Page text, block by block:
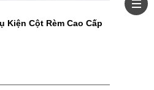
Kiện Cột Rèm Cao Cấp